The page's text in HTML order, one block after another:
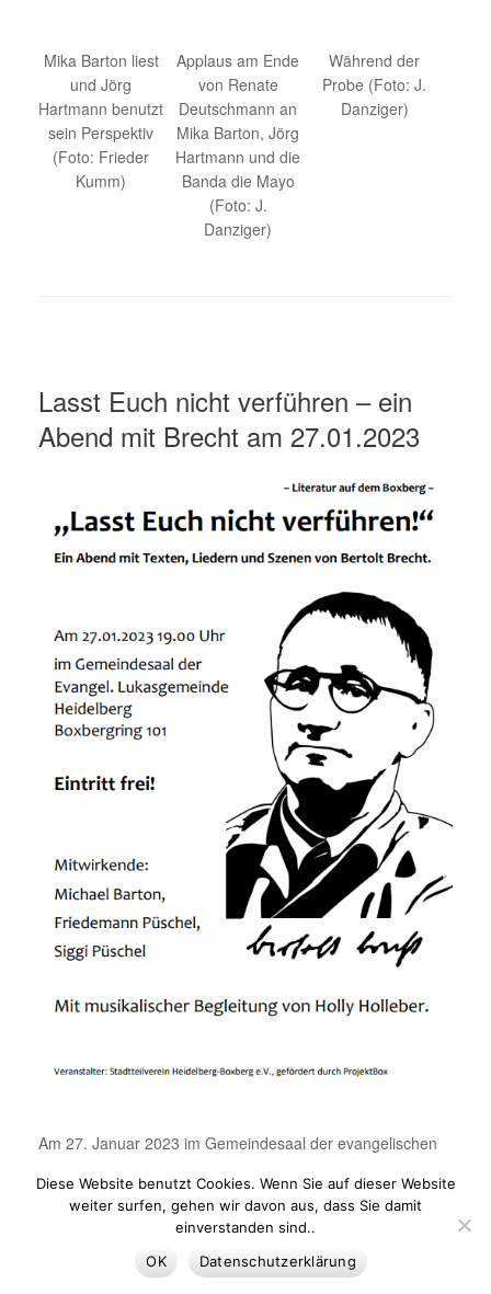
Mika Barton liest
und Jörg
Hartmann benutzt
sein Perspektiv
(Foto: Frieder
Kumm)
Applaus am Ende
von Renate
Deutschmann an
Mika Barton, Jörg
Hartmann und die
Banda die Mayo
(Foto: J.
Danziger)
Während der
Probe (Foto: J.
Danziger)
Lasst Euch nicht verführen – ein
Abend mit Brecht am 27.01.2023
Am 27. Januar 2023 im Gemeindesaal der evangelischen
Michael Barton und Holly Holleber das Publikum mit auf
eine Reise quer durch Bertolt Brechts Leben.
Zum Glück gab es noch Reservestühle, denn alle Plätze
waren besetzt. Nach mehreren Zugaben beendete die
Diese Website benutzt Cookies. Wenn Sie auf dieser Website
weiter surfen, gehen wir davon aus, dass Sie damit
einverstanden sind..
OK
Datenschutzerklärung